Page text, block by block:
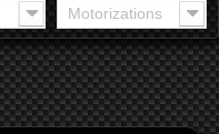
Motorizations